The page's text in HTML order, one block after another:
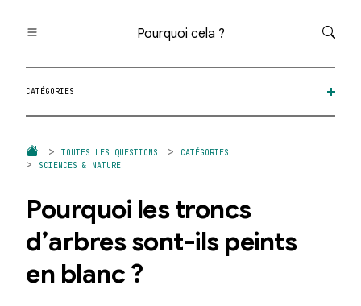
Pourquoi cela ?
Toutes les questions
Catégories
Question au hasard
CATÉGORIES
TOUTES LES QUESTIONS
CATÉGORIES
SCIENCES & NATURE
Pourquoi les troncs
d’arbres sont-ils peints
en blanc ?